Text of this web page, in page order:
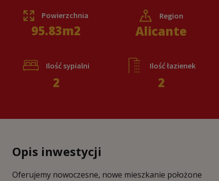
Powierzchnia
95.83m2
Region
Alicante
Ilość sypialni
2
Ilość łazienek
2
Opis inwestycji
Oferujemy nowoczesne, nowe mieszkanie położone